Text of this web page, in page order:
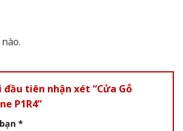
tiên nhận xét “Cửa Gỗ
P1R4”
*